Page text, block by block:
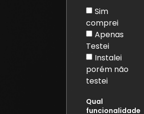
Sim
comprei
Apenas
Testei
Instalei
porém não
testei
Qual
funcionalidade